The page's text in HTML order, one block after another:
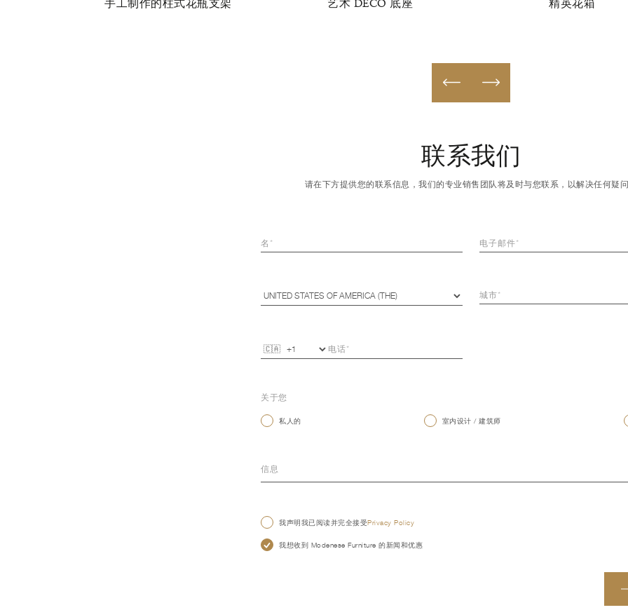
手工制作的柱式花瓶支架 艺术 DÉCO 底座 精英花箱
联系我们
请在下方提供您的联系信息，我们的专业销售团队将及时与您联系，以解决任何疑
关于您
私人的 室内设计 / 建筑师
我声明我已阅读并完全接受Privacy Policy
我想收到 Modenese Furniture 的新闻和优惠